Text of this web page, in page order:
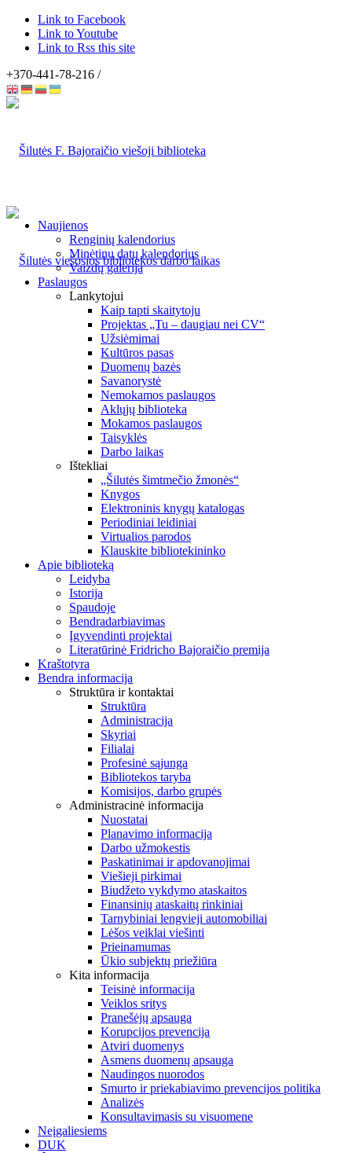
Link to Facebook
Link to Youtube
Link to Rss this site
+370-441-78-216 /
Naujienos
Renginių kalendorius
Minėtinų datų kalendorius
Vaizdų galerija
Paslaugos
Lankytojui
Kaip tapti skaitytoju
Projektas „Tu – daugiau nei CV“
Užsiėmimai
Kultūros pasas
Duomenų bazės
Savanorystė
Nemokamos paslaugos
Aklųjų biblioteka
Mokamos paslaugos
Taisyklės
Darbo laikas
Ištekliai
„Šilutės šimtmečio žmonės“
Knygos
Elektroninis knygų katalogas
Periodiniai leidiniai
Virtualios parodos
Klauskite bibliotekininko
Apie biblioteką
Leidyba
Istorija
Spaudoje
Bendradarbiavimas
Įgyvendinti projektai
Literatūrinė Fridricho Bajoraičio premija
Kraštotyra
Bendra informacija
Struktūra ir kontaktai
Struktūra
Administracija
Skyriai
Filialai
Profesinė sąjunga
Bibliotekos taryba
Komisijos, darbo grupės
Administracinė informacija
Nuostatai
Planavimo informacija
Darbo užmokestis
Paskatinimai ir apdovanojimai
Viešieji pirkimai
Biudžeto vykdymo ataskaitos
Finansinių ataskaitų rinkiniai
Tarnybiniai lengvieji automobiliai
Lėšos veiklai viešinti
Prieinamumas
Ūkio subjektų priežiūra
Kita informacija
Teisinė informacija
Veiklos sritys
Pranešėjų apsauga
Korupcijos prevencija
Atviri duomenys
Asmens duomenų apsauga
Naudingos nuorodos
Smurto ir priekabiavimo prevencijos politika
Analizės
Konsultavimasis su visuomene
Neįgaliesiems
DUK